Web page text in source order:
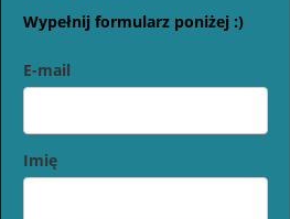
Wypełnij formularz poniżej :)
E-mail
Imię